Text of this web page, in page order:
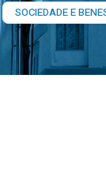
SOCIEDADE E